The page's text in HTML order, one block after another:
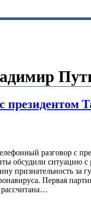
президентом
разговор с
обсудили ситуацию
признательность за
Первая
рассчитана…